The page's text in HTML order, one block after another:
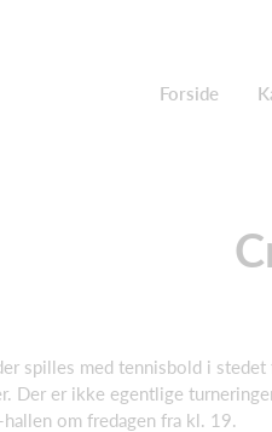
Forside
spilles med tennisbold i stedet
Der er ikke egentlige
om fredagen fra kl. 19.